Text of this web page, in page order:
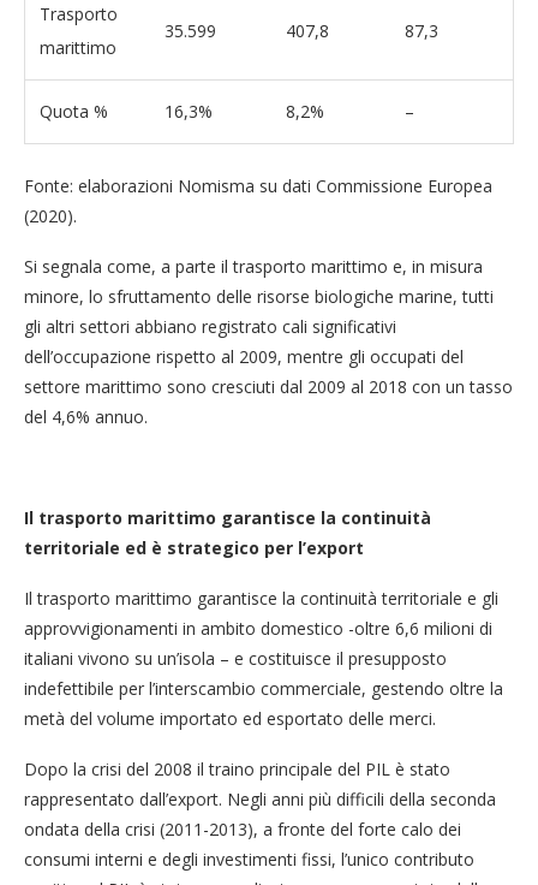
Trasporto
marittimo
35.599 407,8 87,3
Quota % 16,3% 8,2% –
Fonte: elaborazioni Nomisma su dati Commissione Europea
(2020).
Si segnala come, a parte il trasporto marittimo e, in misura
minore, lo sfruttamento delle risorse biologiche marine, tutti
gli altri settori abbiano registrato cali significativi
dell’occupazione rispetto al 2009, mentre gli occupati del
settore marittimo sono cresciuti dal 2009 al 2018 con un tasso
del 4,6% annuo.
Il trasporto marittimo garantisce la continuità
territoriale ed è strategico per l’export
Il trasporto marittimo garantisce la continuità territoriale e gli
approvvigionamenti in ambito domestico -oltre 6,6 milioni di
italiani vivono su un’isola – e costituisce il presupposto
indefettibile per l’interscambio commerciale, gestendo oltre la
metà del volume importato ed esportato delle merci.
Dopo la crisi del 2008 il traino principale del PIL è stato
rappresentato dall’export. Negli anni più difficili della seconda
ondata della crisi (2011-2013), a fronte del forte calo dei
consumi interni e degli investimenti fissi, l’unico contributo